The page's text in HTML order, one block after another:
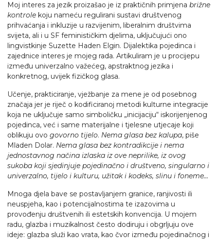
Moj interes za jezik proizašao je iz praktičnih primjena brižne
kontrole koju nameću regulirani sustavi društvenog
prihvaćanja i inkluzije u razvijenim, liberalnim društvima
svijeta, ali i u SF feminističkim djelima, uključujući ono
lingvistkinje Suzette Haden Elgin. Dijalektika pojedinca i
zajednice interes je mojeg rada. Artikuliram je u procijepu
između univerzalno važećeg, apstraktnog jezika i
konkretnog, uvijek fizičkog glasa.
Učenje, prakticiranje, vježbanje za mene je od posebnog
značaja jer je riječ o kodificiranoj metodi kulturne integracije
koja ne uključuje samo simboličku „inicijaciju“ iskorijenjenog
pojedinca, već i same materijalne i tjelesne utjecaje koji
oblikuju ovo govorno tijelo. Nema glasa bez kalupa, piše
Mladen Dolar. Nema glasa bez kontradikcije i nema
jednostavnog načina izlaska iz ove neprilike, iz ovog
sukoba koji sjedinjuje pojedinačno i društveno, singularno i
univerzalno, tijelo i kulturu, užitak i kodeks, slinu i foneme…
Mnoga djela bave se postavljanjem granice, ranjivosti ili
neuspjeha, kao i potencijalnostima te izazovima u
provođenju društvenih ili estetskih konvencija. U mojem
radu, glazba i muzikalnost često dodiruju i obgrljuju ove
ideje: glazba služi kao vrata, kao čvor između pojedinačnog i